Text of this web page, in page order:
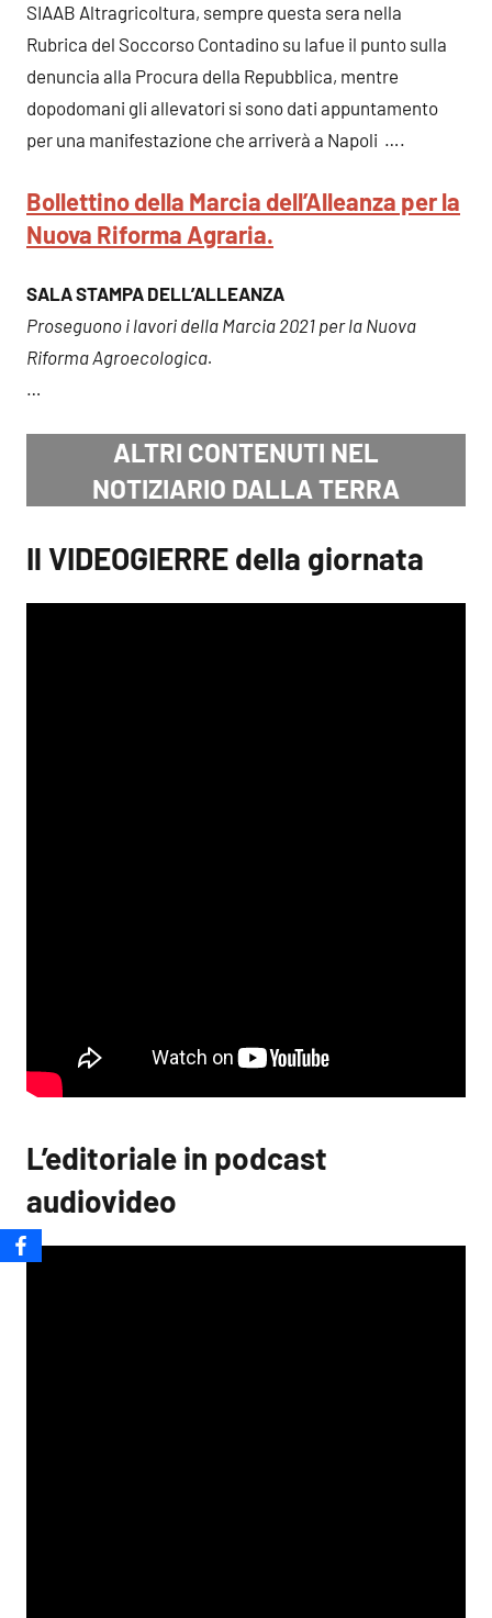
SIAAB Altragricoltura, sempre questa sera nella
Rubrica del Soccorso Contadino su Iafue il punto sulla
denuncia alla Procura della Repubblica, mentre
dopodomani gli allevatori si sono dati appuntamento
per una manifestazione che arriverà a Napoli ….
Bollettino della Marcia dell’Alleanza per la
Nuova Riforma Agraria.
SALA STAMPA DELL’ALLEANZA
Proseguono i lavori della Marcia 2021 per la Nuova
Riforma Agroecologica.
…
ALTRI CONTENUTI NEL
NOTIZIARIO DALLA TERRA
Il VIDEOGIERRE della giornata
L’editoriale in podcast
audiovideo